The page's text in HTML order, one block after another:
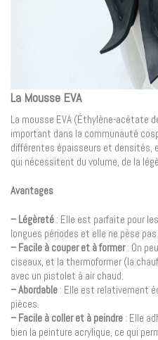
La Mousse EVA
La mousse EVA (Éthylène-acétate
important dans la communauté
différentes épaisseurs et densités,
qui nécessitent du volume, de la
Avantages
– Légèreté : Elle est parfaite pour
longues périodes et elle ne pèse
– Facile à couper et à former: On
ciseaux, et la thermoformer (la
avec un pistolet à air chaud.
– Abordable : Elle est relativement
pièces.
– Facile à coller et à peindre : Elle
bien la peinture acrylique, ce qui